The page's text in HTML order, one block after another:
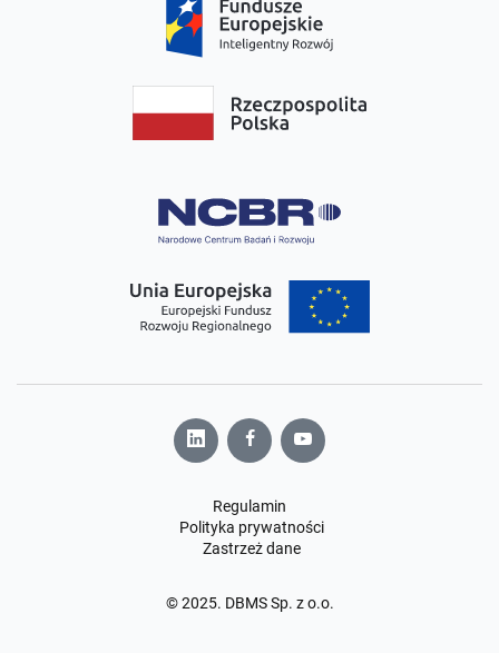
Regulamin
Polityka prywatności
Zastrzeż dane
© 2025. DBMS Sp. z o.o.